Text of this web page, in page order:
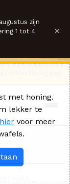
zijn
1 tot 4
×
met honing.
lekker te
voor meer